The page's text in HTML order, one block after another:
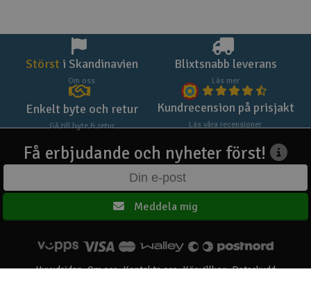
Störst i Skandinavien
Om oss
Blixtsnabb leverans
Läs mer
Enkelt byte och retur
Gå till byte & retur
Kundrecension på prisjakt
Läs våra recensioner
Få erbjudande och nyheter först!
Meddela mig
Huvudsidan Om oss Kontakta oss Köpvillkor Dataskydd